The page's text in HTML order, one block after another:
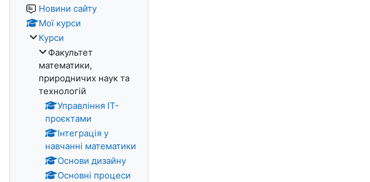
Новини сайту
Мої курси
Курси
Факультет
математики,
природничих наук та
технологій
Управління ІТ-
проєктами
Інтеграція у
навчанні математики
Основи дизайну
Основні процеси